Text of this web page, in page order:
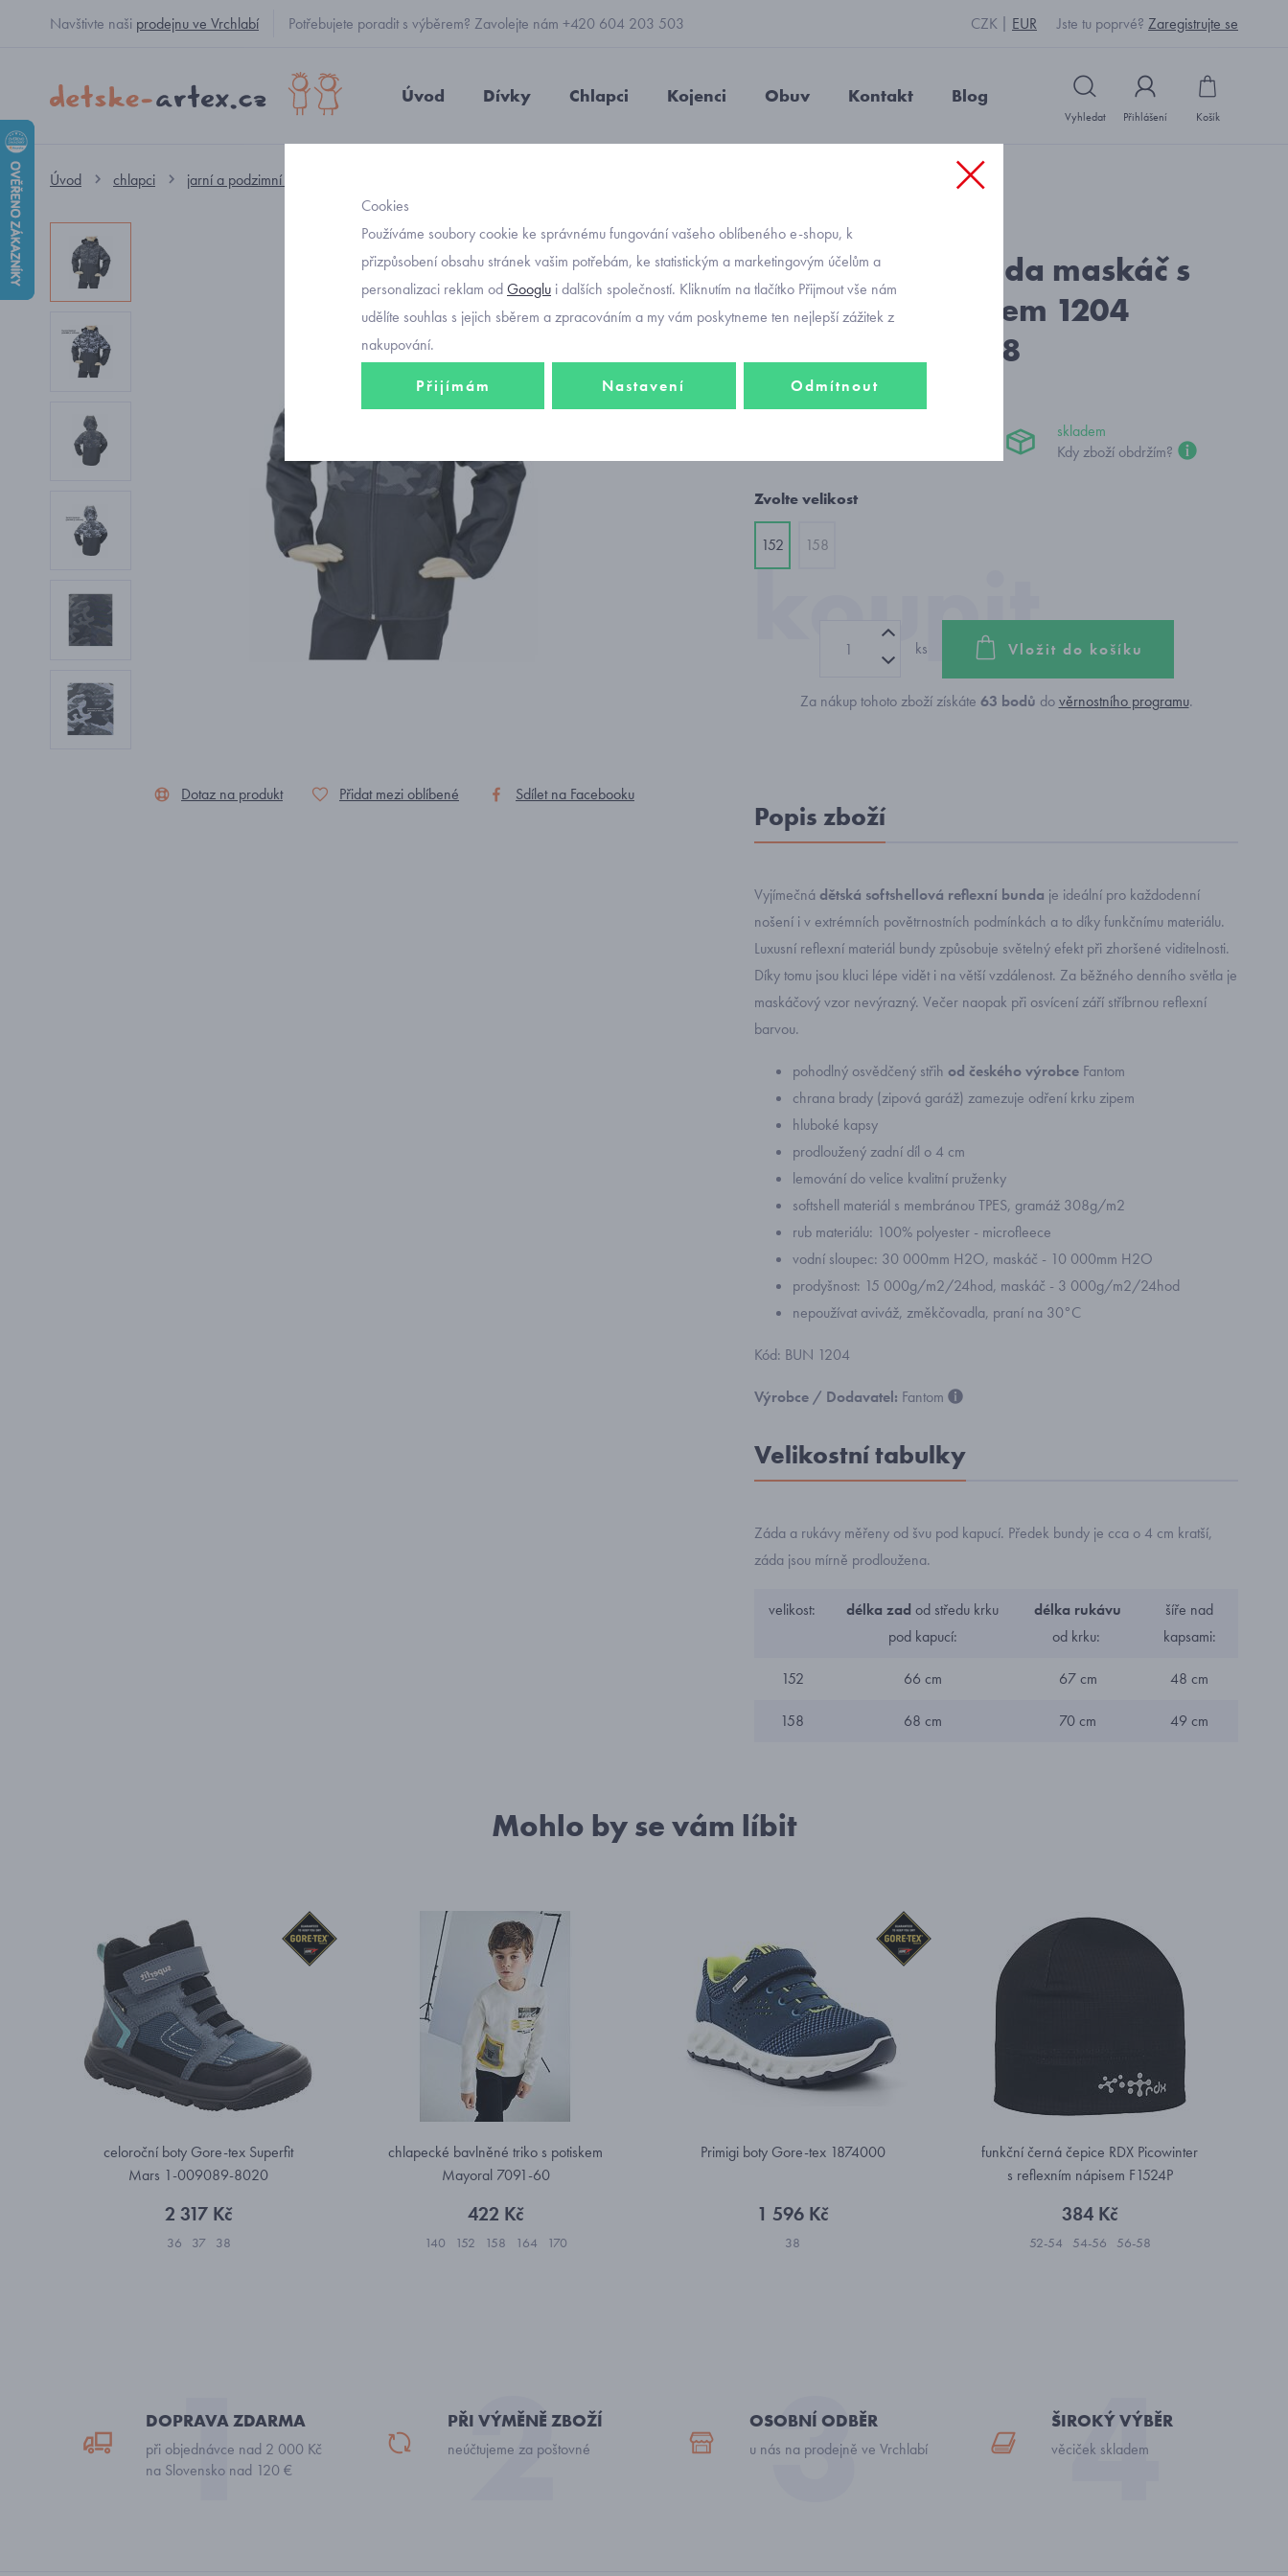
Navštivte naši prodejnu ve Vrchlabí Potřebujete poradit s výběrem? Zavolejte nám +420 604 203 503 CZK EUR Jste tu poprvé? Zaregistrujte se
Úvod Dívky Chlapci Kojenci Obuv Kontakt Blog
Vyhledat Přihlášení Košík
Úvod chlapci jarní a podzimní oblečení
Dotaz na produkt Přidat mezi oblíbené Sdílet na Facebooku
Objednávací kód: S1193_černá
softshellová bunda maskáč s
reflexním potiskem 1204
velikost 152 a 158
skladem
Kdy zboží obdržím?
Zvolte velikost
152 158
ks Vložit do košíku
Za nákup tohoto zboží získáte 63 bodů dověrnostního programu.
Popis zboží
Vyjímečná dětská softshellová reflexní bunda je ideální pro každodenní
nošení i v extrémních povětrnostních podmínkách a to díky funkčnímu materiálu.
Luxusní reflexní materiál bundy způsobuje světelný efekt při zhoršené viditelnosti.
Díky tomu jsou kluci lépe vidět i na větší vzdálenost. Za běžného denního světla je
maskáčový vzor nevýrazný. Večer naopak při osvícení září stříbrnou reflexní
barvou.
pohodlný osvědčený střih od českého výrobce Fantom
chrana brady (zipová garáž) zamezuje odření krku zipem
hluboké kapsy
prodloužený zadní díl o 4 cm
lemování do velice kvalitní pruženky
softshell materiál s membránou TPES, gramáž 308g/m2
rub materiálu: 100% polyester - microfleece
vodní sloupec: 30 000mm H2O, maskáč - 10 000mm H2O
prodyšnost: 15 000g/m2/24hod, maskáč - 3 000g/m2/24hod
nepoužívat aviváž, změkčovadla, praní na 30°C
Kód: BUN 1204
Výrobce / Dodavatel: Fantom
Velikostní tabulky
Záda a rukávy měřeny od švu pod kapucí. Předek bundy je cca o 4 cm kratší,
záda jsou mírně prodloužena.
velikost: délka zad od středu krku
pod kapucí:
délka rukávu
od krku:
šíře nad
kapsami:
152 66 cm 67 cm 48 cm
158 68 cm 70 cm 49 cm
Mohlo by se vám líbit
celoroční boty Gore-tex Superfit
Mars 1-009089-8020
2 317 Kč
36 37 38
chlapecké bavlněné triko s potiskem
Mayoral 7091-60
422 Kč
140 152 158 164 170
Primigi boty Gore-tex 1874000
1 596 Kč
38
funkční černá čepice RDX Picowinter
s reflexním nápisem F1524P
384 Kč
52-54 54-56 56-58
DOPRAVA ZDARMA
při objednávce nad 2 000 Kč
na Slovensko nad 120 €
PŘI VÝMĚNĚ ZBOŽÍ
neúčtujeme za poštovné
OSOBNÍ ODBĚR
u nás na prodejně ve Vrchlabí
ŠIROKÝ VÝBĚR
věciček skladem
Cookies
Používáme soubory cookie ke správnému fungování vašeho oblíbeného e-shopu, k
přizpůsobení obsahu stránek vašim potřebám, ke statistickým a marketingovým účelům a
personalizaci reklam odGooglu i dalších společností. Kliknutím na tlačítko Přijmout vše nám
udělíte souhlas s jejich sběrem a zpracováním a my vám poskytneme ten nejlepší zážitek z
nakupování.
Přijímám Nastavení Odmítnout